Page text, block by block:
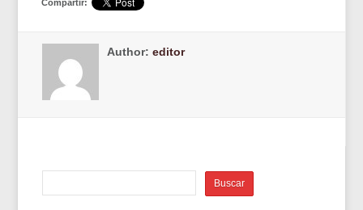
Compartir:
Author:editor